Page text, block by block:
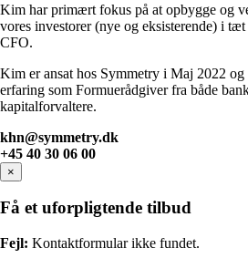
Kim har primært fokus på at opbygge og
vores investorer (nye og eksisterende) i
CFO.
Kim er ansat hos Symmetry i Maj 2022 og
erfaring som Formuerådgiver fra både
kapitalforvaltere.
khn@symmetry.dk
+45 40 30 06 00
×
Få et uforpligtende tilbud
Fejl: Kontaktformular ikke fundet.